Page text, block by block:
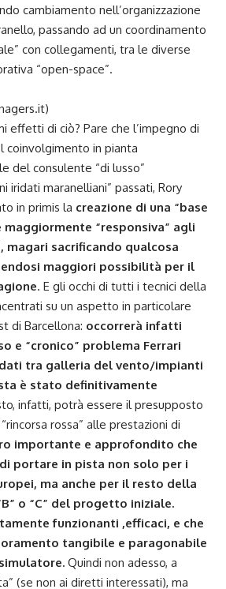
cambiamento nell’organizzazione
passando ad un coordinamento
con collegamenti, tra le diverse
“open-space”.
effetti di ciò? Pare che l’impegno di
coinvolgimento in pianta
del consulente “di lusso”
iridati maranelliani” passati, Rory
in primis la creazione di una “base
“responsiva” agli
magari sacrificando qualcosa
maggiori possibilità per il
. E gli occhi di tutti i tecnici della
su un aspetto in particolare
di Barcellona: occorrerà infatti
e “cronico” problema Ferrari
tra galleria del vento/impianti
è stato definitivamente
infatti, potrà essere il presupposto
rossa” alle prestazioni di
importante e approfondito che
portare in pista non solo per i
ma anche per il resto della
o “C” del progetto iniziale.
funzionanti ,efficaci, e che
tangibile e paragonabile
Quindi non adesso, a
(se non ai diretti interessati), ma